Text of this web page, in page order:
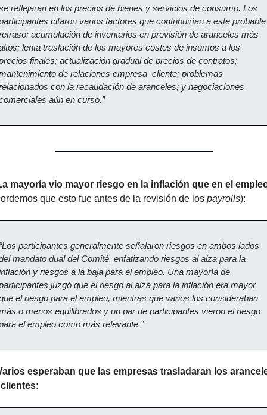
reflejaran en los precios de bienes y servicios de consumo. Los
citaron varios factores que contribuirían a este probable
acumulación de inventarios en previsión de aranceles más
lenta traslación de los mayores costes de insumos a los
finales; actualización gradual de precios de contratos;
de relaciones empresa–cliente; problemas
con la recaudación de aranceles; y negociaciones
aún en curso.”
mayoría vio mayor riesgo en la inflación que en el
que esto fue antes de la revisión de los payrolls):
participantes generalmente señalaron riesgos en ambos lados
mandato dual del Comité, enfatizando riesgos al alza para la
y riesgos a la baja para el empleo. Una mayoría de
juzgó que el riesgo al alza para la inflación era mayor
el riesgo para el empleo, mientras que varios los consideraban
o menos equilibrados y un par de participantes vieron el riesgo
el empleo como más relevante.”
esperaban que las empresas trasladaran los